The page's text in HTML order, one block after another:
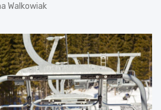
Walkowiak